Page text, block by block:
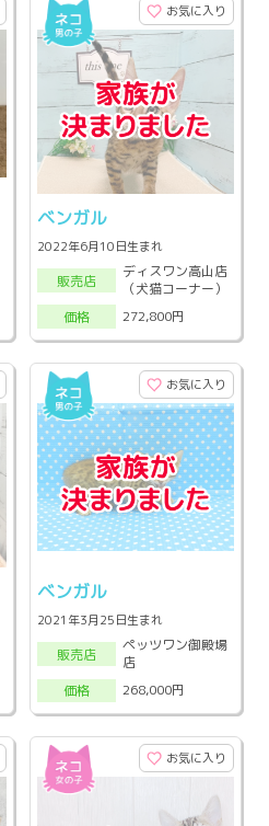
お気に入り
ベンガル
2022年6月10日生まれ
販売店
ディスワン高山店
（犬猫コーナー）
価格
272,800円
お気に入り
ベンガル
2021年3月25日生まれ
販売店
ペッツワン御殿場
店
価格
268,000円
お気に入り